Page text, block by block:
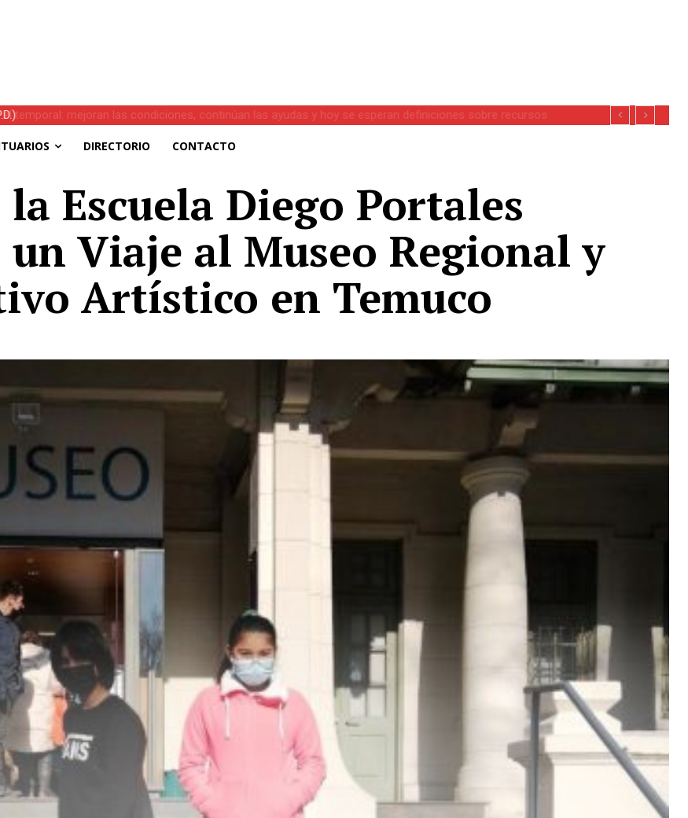
mejoran las condiciones, continúan las ayudas y hoy se esperan definiciones sobre recursos
DIRECTORIO CONTACTO
Escuela Diego Portales
Viaje al Museo Regional y
Artístico en Temuco